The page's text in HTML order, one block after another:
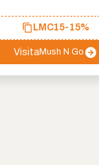
LMC15-15%
VisitaMush N Go